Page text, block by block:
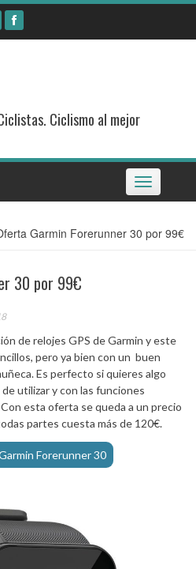
Ciclismo al mejor
Toggle
navigation
Garmin Forerunner 30 por 99€
30 por 99€
de relojes GPS de Garmin y este
pero ya bien con un buen
Es perfecto si quieres algo
utilizar y con las funciones
esta oferta se queda a un precio
partes cuesta más de 120€.
Forerunner 30